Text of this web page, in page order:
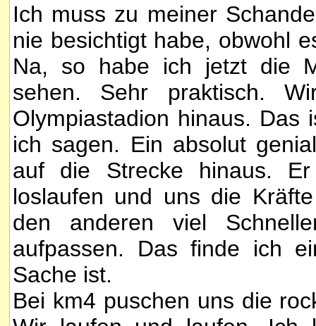
Ich muss zu meiner
nie besichtigt habe, obwohl
Na, so habe ich jetzt die
sehen. Sehr praktisch.
Olympiastadion hinaus. Das
ich sagen. Ein absolut
auf die Strecke hinaus.
loslaufen und uns die
den anderen viel
aufpassen. Das finde ich
Sache ist.
Bei km4 puschen uns die